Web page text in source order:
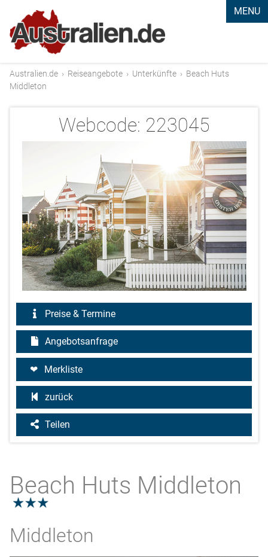
MENU
Australien.de › Reiseangebote › Unterkünfte › Beach Huts
Middleton
Webcode: 223045
Preise & Termine
Angebotsanfrage
Merkliste
zurück
Teilen
Beach Huts Middleton
3.0
Middleton